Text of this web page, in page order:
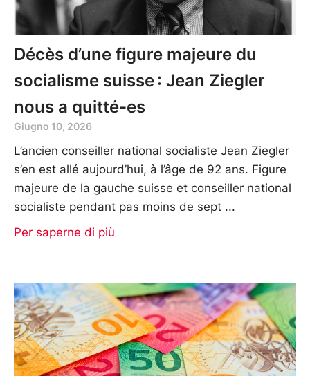
Décès d’une figure majeure du
socialisme suisse : Jean Ziegler
nous a quitté-es
Giugno 10, 2026
L’ancien conseiller national socialiste Jean Ziegler
s’en est allé aujourd’hui, à l’âge de 92 ans. Figure
majeure de la gauche suisse et conseiller national
socialiste pendant pas moins de sept
Per saperne di più